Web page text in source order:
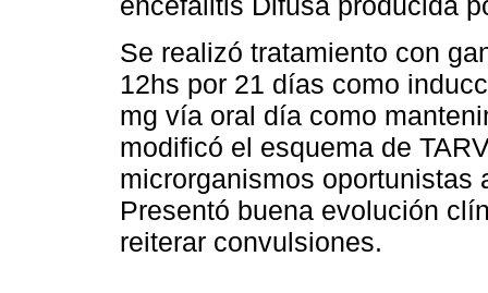
Se realizó tratamiento con
12hs por 21 días como
mg vía oral día como
modificó el esquema de
microrganismos oportunistas
Presentó buena evolución
reiterar convulsiones.